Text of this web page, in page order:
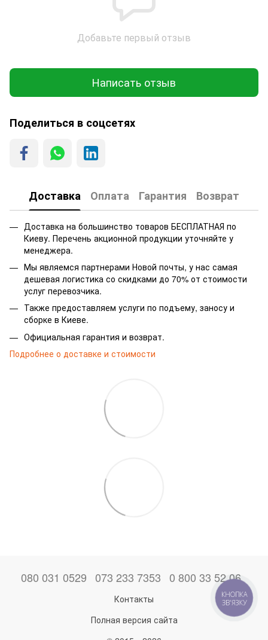
Добавьте первый отзыв
Написать отзыв
Поделиться в соцсетях
Доставка Оплата Гарантия Возврат
Доставка на большинство товаров БЕСПЛАТНАЯ по
Киеву. Перечень акционной продукции уточняйте у
менеджера.
Мы являемся партнерами Новой почты, у нас самая
дешевая логистика со скидками до 70% от стоимости
услуг перевозчика.
Также предоставляем услуги по подъему, заносу и
сборке в Киеве.
Официальная гарантия и возврат.
Подробнее о доставке и стоимости
080 031 0529 073 233 7353 0 800 33 52 06
Контакты
Полная версия сайта
КНОПКА
ЗВ'ЯЗКУ